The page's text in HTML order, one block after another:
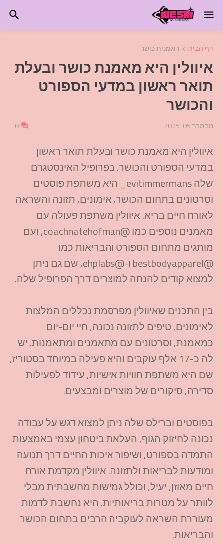
דף הבית דוגמנית כושר
איוולין היא מאמנת כושר ובעלת
תואר ראשון במדעי הספורט
והכושר
נובמבר 05, 2025 0
איוולין היא מאמנת כושר ובעלת תואר ראשון
במדעי הספורט והכושר. בפרופיל האינסטגרם
שלה evitimmermans_ היא משתפת פוסטים
וסרטונים בתחום הכושר, אימונים, תזונה והשראה
לאורח חיים בריא. איוולין משתפת פעולה עם
מאמנים נוספים כמו @coachnatehofman, ועם
מותגים מתחום הספורט והבריאות כמו
@bestbodyapparel ו-@ehplabs, שם גם ניתן
למצוא קודים להנחה למוצרים דרך הפרופיל שלה.
בין התכנים שאיוולין מפרסמת נכללים המלצות
לאימונים, טיפים לתזונה נכונה, חיי יום-יום
כמאמנת, וסרטונים עם מתאמנים ומתאמנות. יש
לה כ-17 אלף עוקבים והיא פעילה במיוחד בסטוריז,
שם היא משתפת חוויות אישיות, עידוד לפעילות
סדירה, סיקורים של מוצרים ומבצעים.
בפוסטים וברילס שלה ניתן למצוא דגש על עבודה
נכונה לחיזוק הגוף, העלאת ביטחון עצמי באמצעות
התמדה בספורט, ושיפור איכות החיים דרך תנועה
ומודעות לבריאות ולתזונה. איוולין מקדמת אורח
חיים מאוזן, יעיל, וכולל גמישות מחשבתית מבלי
לוותר על מטרות בריאותיות. היא נחשבת לדמות
מעוררת השראה לעוקביה הרבים בתחום הכושר
והבריאות.​